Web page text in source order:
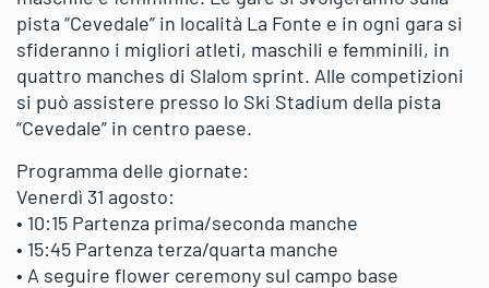
pista “Cevedale” in località La Fonte e in ogni gara si
sfideranno i migliori atleti, maschili e femminili, in
quattro manches di Slalom sprint. Alle competizioni
si può assistere presso lo Ski Stadium della pista
“Cevedale” in centro paese.
Programma delle giornate:
Venerdì 31 agosto:
• 10:15 Partenza prima/seconda manche
• 15:45 Partenza terza/quarta manche
• A seguire flower ceremony sul campo base